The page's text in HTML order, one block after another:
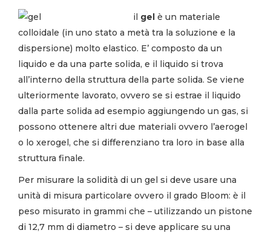
il gel è un materiale
colloidale (in uno stato a metà tra la soluzione e la
dispersione) molto elastico. E’ composto da un
liquido e da una parte solida, e il liquido si trova
all’interno della struttura della parte solida. Se viene
ulteriormente lavorato, ovvero se si estrae il liquido
dalla parte solida ad esempio aggiungendo un gas, si
possono ottenere altri due materiali ovvero l’aerogel
o lo xerogel, che si differenziano tra loro in base alla
struttura finale.
Per misurare la solidità di un gel si deve usare una
unità di misura particolare ovvero il grado Bloom: è il
peso misurato in grammi che – utilizzando un pistone
di 12,7 mm di diametro – si deve applicare su una